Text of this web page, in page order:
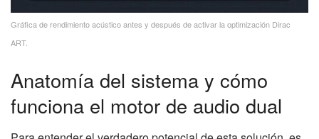
Gráfica de rendimiento acústico antes y después de activar la optimización Dirac
ART.
Anatomía del sistema y cómo
funciona el motor de audio dual